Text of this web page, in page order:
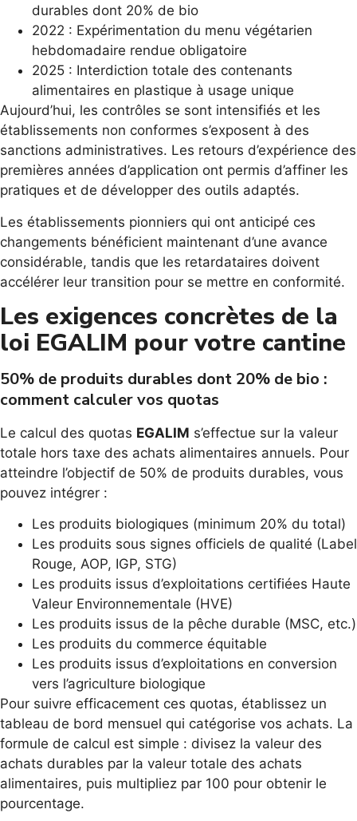
durables dont 20% de bio
2022 : Expérimentation du menu végétarien
hebdomadaire rendue obligatoire
2025 : Interdiction totale des contenants
alimentaires en plastique à usage unique
Aujourd’hui, les contrôles se sont intensifiés et les
établissements non conformes s’exposent à des
sanctions administratives. Les retours d’expérience des
premières années d’application ont permis d’affiner les
pratiques et de développer des outils adaptés.
Les établissements pionniers qui ont anticipé ces
changements bénéficient maintenant d’une avance
considérable, tandis que les retardataires doivent
accélérer leur transition pour se mettre en conformité.
Les exigences concrètes de la
loi EGALIM pour votre cantine
50% de produits durables dont 20% de bio :
comment calculer vos quotas
Le calcul des quotas EGALIM s’effectue sur la valeur
totale hors taxe des achats alimentaires annuels. Pour
atteindre l’objectif de 50% de produits durables, vous
pouvez intégrer :
Les produits biologiques (minimum 20% du total)
Les produits sous signes officiels de qualité (Label
Rouge, AOP, IGP, STG)
Les produits issus d’exploitations certifiées Haute
Valeur Environnementale (HVE)
Les produits issus de la pêche durable (MSC, etc.)
Les produits du commerce équitable
Les produits issus d’exploitations en conversion
vers l’agriculture biologique
Pour suivre efficacement ces quotas, établissez un
tableau de bord mensuel qui catégorise vos achats. La
formule de calcul est simple : divisez la valeur des
achats durables par la valeur totale des achats
alimentaires, puis multipliez par 100 pour obtenir le
pourcentage.